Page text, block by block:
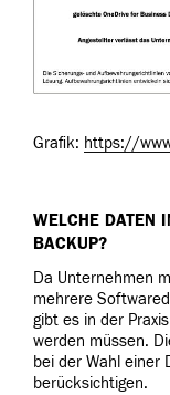
Grafik: https://
WELCHE DATEN
BACKUP?
Da Unternehmen
mehrere
gibt es in der Praxis
werden müssen.
bei der Wahl einer
berücksichtigen.